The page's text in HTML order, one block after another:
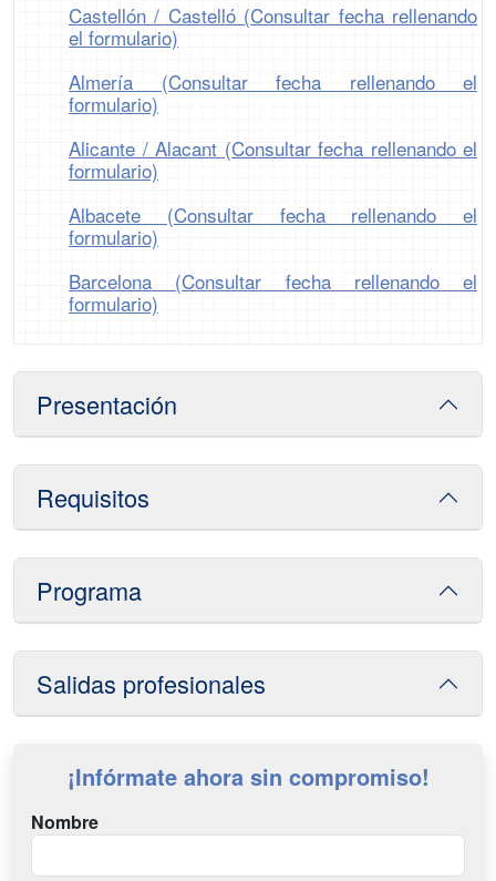
Castellón / Castelló (Consultar fecha rellenando
el formulario)
Almería (Consultar fecha rellenando el
formulario)
Alicante / Alacant (Consultar fecha rellenando el
formulario)
Albacete (Consultar fecha rellenando el
formulario)
Barcelona (Consultar fecha rellenando el
formulario)
Presentación
Requisitos
Programa
Salidas profesionales
¡Infórmate ahora sin compromiso!
Nombre